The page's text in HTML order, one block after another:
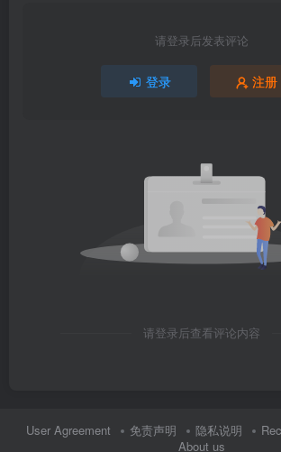
请登录后发表评论
登录 注册
请登录后查看评论内容
User Agreement 免责声明 隐私说明
About us